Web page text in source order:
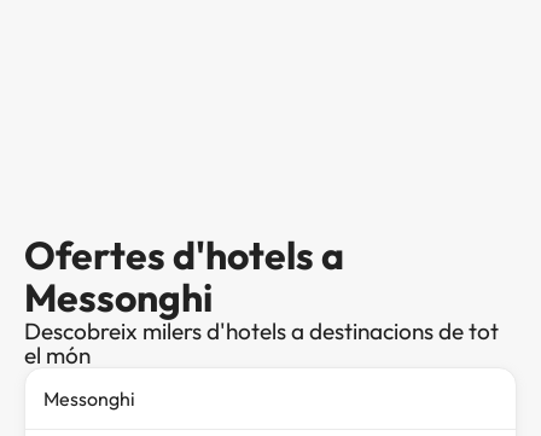
Ofertes d'hotels a
Messonghi
Descobreix milers d'hotels a destinacions de tot
el món